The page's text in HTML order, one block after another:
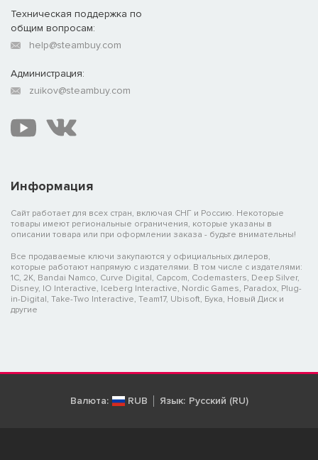
Информация
Сайт работает для всех стран, включая СНГ и Россию. Некоторые
товары имеют региональные ограничения, которые указаны в
описании товара или при оформлении заказа - будьте внимательны!
Все продаваемые ключи закупаются у официальных дилеров,
которые работают напрямую с издателями. В том числе с издателями:
1C, 2K, Bandai Namco, Curve Digital, Capcom, Codemasters, Deep Silver,
Disney, IO Interactive, Iceberg Interactive, Nordic Games, Paradox, Plug-
in-Digital, Take-Two Interactive, Team17, Ubisoft, Бука, Новый Диск и
другие
Техническая поддержка по
общим вопросам:
help@steambuy.com
Администрация:
zuikov@steambuy.com
Валюта: RUB Язык: Русский (RU)